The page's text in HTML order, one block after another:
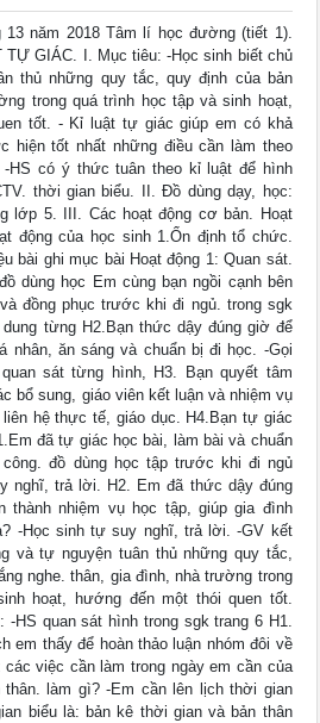
13 năm 2018 Tâm lí học đường (tiết 1).
TỰ GIÁC. I. Mục tiêu: -Học sinh biết chủ
thủ những quy tắc, quy định của bản
trong quá trình học tập và sinh hoạt,
tốt. - Kỉ luật tự giác giúp em có khả
hiện tốt nhất những điều cần làm theo
-HS có ý thức tuân theo kỉ luật để hình
thời gian biểu. II. Đồ dùng dạy, học:
lớp 5. III. Các hoạt động cơ bản. Hoạt
động của học sinh 1.Ổn định tổ chức.
bài ghi mục bài Hoạt động 1: Quan sát.
dùng học Em cùng bạn ngồi cạnh bên
đồng phục trước khi đi ngủ. trong sgk
từng H2.Bạn thức dậy đúng giờ để
nhân, ăn sáng và chuẩn bị đi học. -Gọi
sát từng hình, H3. Bạn quyết tâm
bổ sung, giáo viên kết luận và nhiệm vụ
hệ thực tế, giáo dục. H4.Bạn tự giác
đã tự giác học bài, làm bài và chuẩn
đồ dùng học tập trước khi đi ngủ
nghĩ, trả lời. H2. Em đã thức dậy đúng
thành nhiệm vụ học tập, giúp gia đình
-Học sinh tự suy nghĩ, trả lời. -GV kết
và tự nguyện tuân thủ những quy tắc,
nghe. thân, gia đình, nhà trường trong
hoạt, hướng đến một thói quen tốt.
-HS quan sát hình trong sgk trang 6 H1.
em thấy để hoàn thảo luận nhóm đôi về
việc cần làm trong ngày em cần của
làm gì? -Em cần lên lịch thời gian
biểu là: bản kê thời gian và bản thân